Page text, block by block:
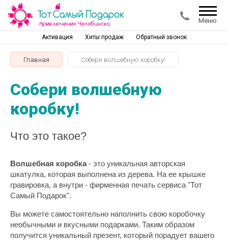
Меню
Активация Хиты продаж Обратный звонок
Главная Собери волшебную коробку!
Собери волшебную
коробку!
Что это такое?
Волшебная коробка- это уникальная авторская
шкатулка, которая выполнена из дерева. На ее крышке
гравировка, а внутри - фирменная печать сервиса "Тот
Самый Подарок".
Вы можете самостоятельно наполнить свою коробочку
необычными и вкусными подарками. Таким образом
получится уникальный презент, который порадует вашего